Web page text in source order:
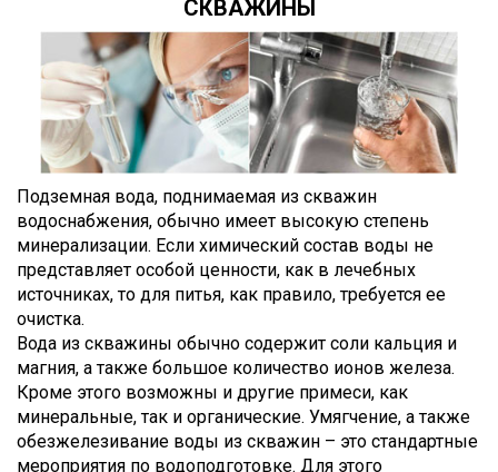
СКВАЖИНЫ
Подземная вода, поднимаемая из скважин
водоснабжения, обычно имеет высокую степень
минерализации. Если химический состав воды не
представляет особой ценности, как в лечебных
источниках, то для питья, как правило, требуется ее
очистка.
Вода из скважины обычно содержит соли кальция и
магния, а также большое количество ионов железа.
Кроме этого возможны и другие примеси, как
минеральные, так и органические. Умягчение, а также
обезжелезивание воды из скважин – это стандартные
мероприятия по водоподготовке. Для этого